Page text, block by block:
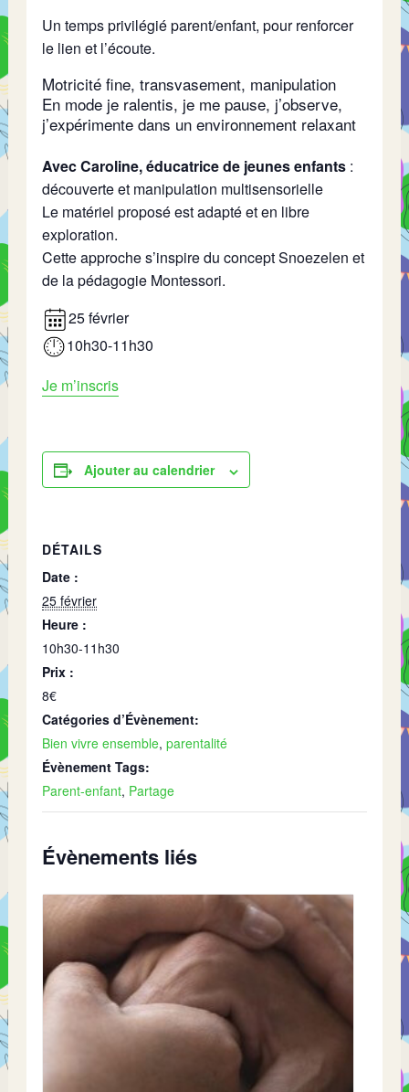
Un temps privilégié parent/enfant, pour renforcer
le lien et l’écoute.
Motricité fine, transvasement, manipulation
En mode je ralentis, je me pause, j’observe,
j’expérimente dans un environnement relaxant
​Avec Caroline, éducatrice de jeunes enfants :
découverte et manipulation multisensorielle
Le matériel proposé est adapté et en libre
exploration.
Cette approche s’inspire du concept Snoezelen et
de la pédagogie Montessori.
25 février
10h30-11h30
Je m’inscris
Ajouter au calendrier
DÉTAILS
Date :
25 février
Heure :
10h30-11h30
Prix :
8€
Catégories d’Évènement:
Bien vivre ensemble,parentalité
Évènement Tags:
Parent-enfant, Partage
Évènements liés